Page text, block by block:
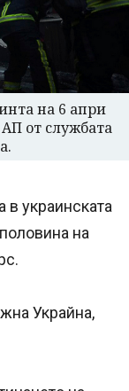
на 6 апри
от службата
в украинската
на
Украйна,